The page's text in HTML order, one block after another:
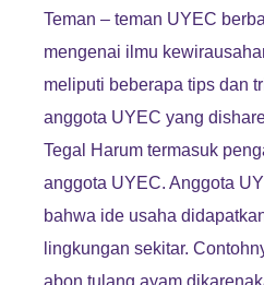
Teman – teman UYEC
mengenai ilmu
meliputi beberapa tips dan
anggota UYEC yang
Tegal Harum termasuk
anggota UYEC. Anggota
bahwa ide usaha
lingkungan sekitar.
abon tulang ayam